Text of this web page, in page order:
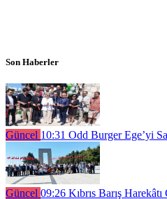
Son Haberler
Güncel 10:31 Odd Burger Ege’yi
Güncel 09:26 Kıbrıs Barış